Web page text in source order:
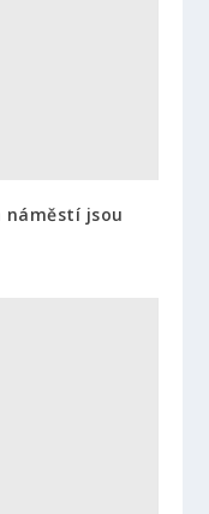
náměstí jsou